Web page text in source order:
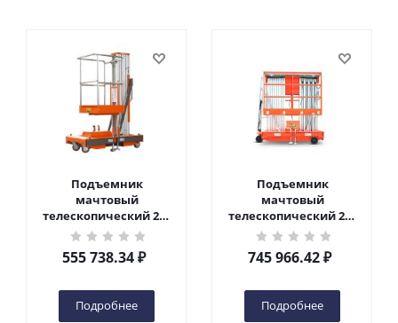
Подъемник
мачтовый
телескопический 200
кг 6 м TOR GTWY6-200S
DC 2-мачтовый
(автономный) (G) в
555 738.34₽
Подробнее
Подъемник
мачтовый
телескопический 200
кг 10 м TOR GTWY10-
200S DC 2-мачтовый
(автономный) (N) в
745 966.42₽
Подробнее